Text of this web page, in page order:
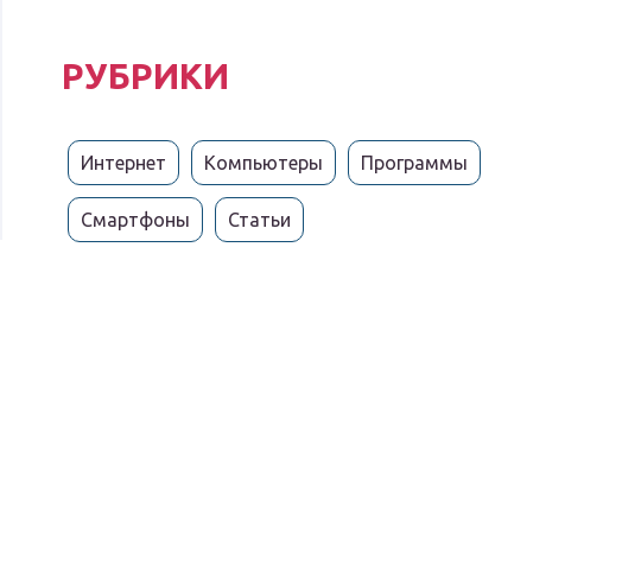
РУБРИКИ
Интернет Компьютеры Программы
Смартфоны Статьи